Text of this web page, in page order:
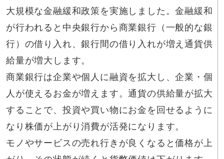
大規模な金融緩和政策を実施しました。金融緩和
が行われると中央銀行から商業銀行（一般的な銀
行）の借り入れ、銀行間の借り入れが増え通貨供
給量が増大します。
商業銀行は企業や個人に融資を拡大し、企業・個
人が使えるお金が増えます。通貨の供給量が拡大
することで、投資や買い物にお金を回せるように
なり株価が上がり消費が活発になります。
モノやサービスの売れ行きが良くなると価格が上